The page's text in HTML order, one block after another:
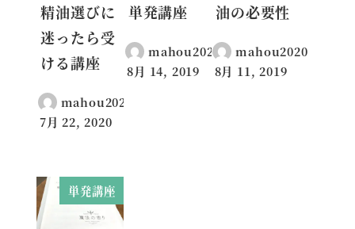
精油選びに
迷ったら受
ける講座
mahou2020
投稿日
7月 22, 2020
単発講座
mahou2020
投稿日
8月 14, 2019
油の必要性
mahou2020
投稿日
8月 11, 2019
単発講座